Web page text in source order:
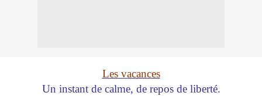
Les vacances
Un instant de calme, de repos de liberté.